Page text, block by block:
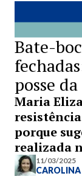
Bate-
posse
Maria
porque
realizada
11/03/2025